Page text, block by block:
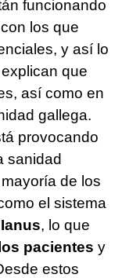
funcionando
con los que
y así lo
que
así como en
gallega.
provocando
sanidad
de los
el sistema
, lo que
pacientes y
estos